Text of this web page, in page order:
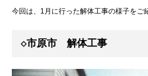
今回は、1月に行った解体工事の様子をご
◇市原市 解体工事